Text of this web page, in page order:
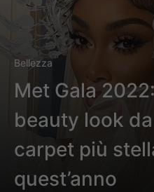
Bellezza
Met Gala
beauty look
carpet più
quest’anno